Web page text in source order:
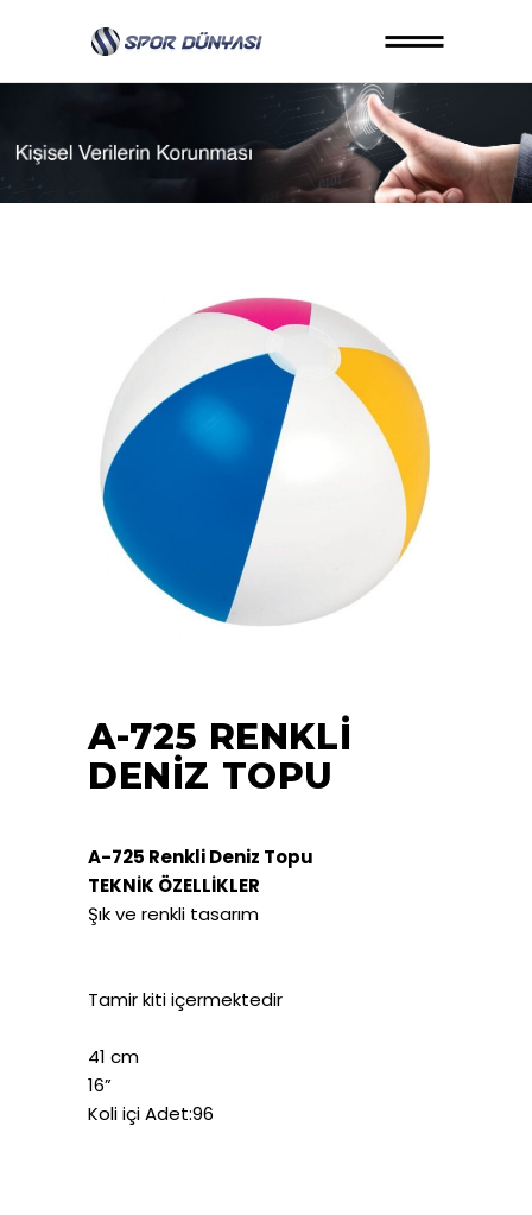
A-725 RENKLI
DENIZ TOPU
A-725 Renkli Deniz Topu
TEKNİK ÖZELLİKLER
Şık ve renkli tasarım
Tamir kiti içermektedir
41 cm
16”
Koli içi Adet:96